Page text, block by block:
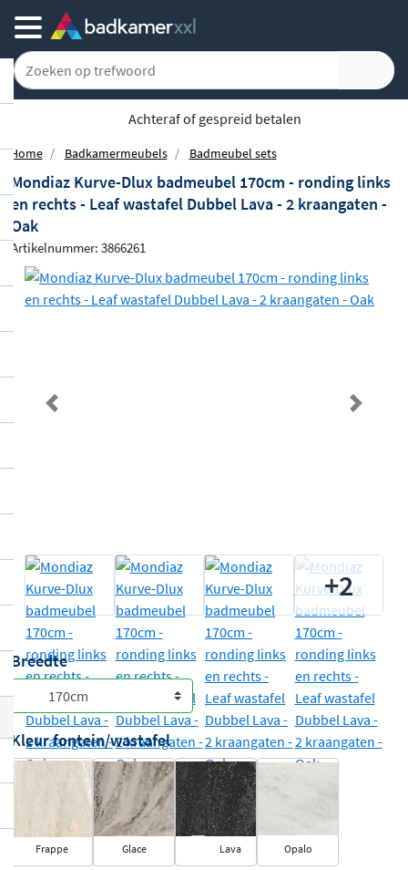
Achteraf of gespreid betalen
Home Badkamermeubels Badmeubel sets
Mondiaz Kurve-Dlux badmeubel 170cm - ronding links
en rechts - Leaf wastafel Dubbel Lava - 2 kraangaten -
Oak
Artikelnummer: 3866261
Previous Next
+2
Breedte
Kleur fontein/wastafel
Frappe Glace Lava Opalo